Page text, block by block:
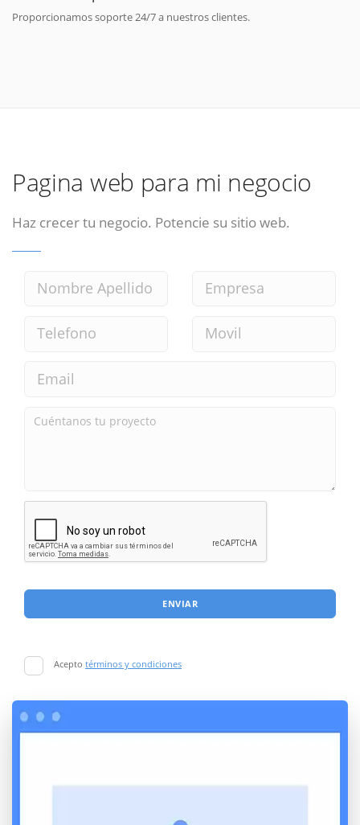
Proporcionamos soporte 24/7 a nuestros clientes.
Pagina web para mi negocio
Haz crecer tu negocio. Potencie su sitio web.
ENVIAR
Acepto términos y condiciones